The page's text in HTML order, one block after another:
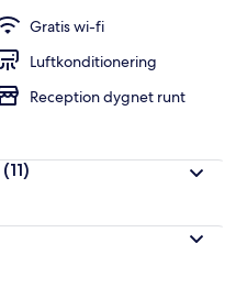
Gratis wi-fi
Luftkonditionering
Reception dygnet runt
(11)